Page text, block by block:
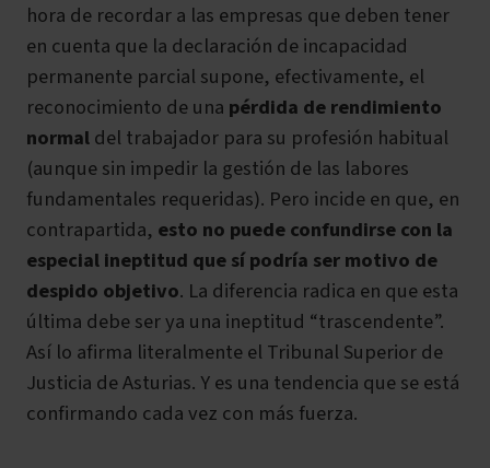
hora de recordar a las empresas que deben tener
en cuenta que la declaración de incapacidad
permanente parcial supone, efectivamente, el
reconocimiento de una pérdida de rendimiento
normaldel trabajador para su profesión habitual
(aunque sin impedir la gestión de las labores
fundamentales requeridas). Pero incide en que, en
contrapartida, esto no puede confundirse con la
especial ineptitud que sí podría ser motivo de
despido objetivo. La diferencia radica en que esta
última debe ser ya una ineptitud “trascendente”.
Así lo afirma literalmente el Tribunal Superior de
Justicia de Asturias. Y es una tendencia que se está
confirmando cada vez con más fuerza.